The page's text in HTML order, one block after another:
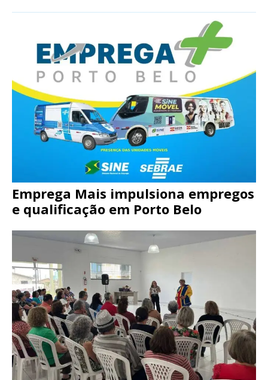
Emprega Mais impulsiona empregos
e qualificação em Porto Belo